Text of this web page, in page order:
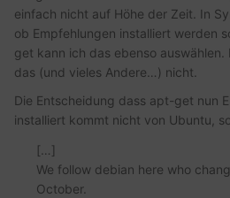
einfach nicht auf Höhe der Zeit. In
ob Empfehlungen installiert werden
get kann ich das ebenso
das (und vieles Andere…) nicht.
Die Entscheidung dass apt-get nun
installiert kommt nicht von Ubuntu,
[…]
We follow debian here who
October.